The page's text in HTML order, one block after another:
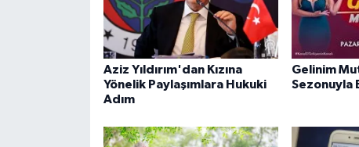
Aziz Yıldırım'dan Kızına
Yönelik Paylaşımlara Hukuki
Adım
Gelinim
Sezonuyla